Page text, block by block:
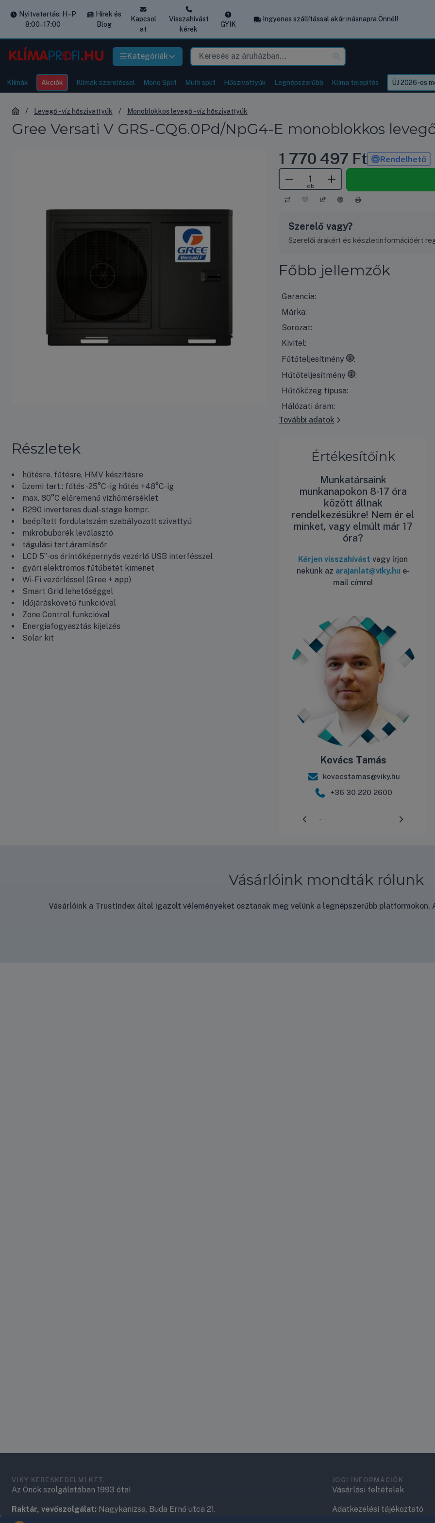
Kategóriák
Nyitvatartás: H–P
8:00–17:00
Hírek és
Blog
Kapcsol
at
Visszahívást
kérek
GYIK
Ingyenes szállítással akár másnapra Önnél!
Klímák Akciók Klímák szereléssel Mono Split Multi split Hőszivattyúk Legnépszerűbb Klíma telepítés ÚJ 2026-os
Levegő - víz hőszivattyúk Monoblokkos levegő - víz hőszivattyúk
Gree Versati V GRS-CQ6.0Pd/NpG4-E monoblokkos
1 770 497 Ft Rendelhető
db
Szerelő vagy?
Szerelői árakért és készletinformációért
Főbb jellemzők
Garancia:
Márka:
Sorozat:
Kivitel:
Fűtőteljesítmény
35°Ckilépő vízhőmérséklet esetén, 7°C-
Hűtőteljesítmény
7°Ckilépő vízhőmérséklet esetén, 35°C-
Hűtőközeg típusa:
Hálózati áram:
További adatok
Értékesítőink
Munkatársaink
munkanapokon 8-17 óra
között állnak
rendelkezésükre! Nem ér el
minket, vagy elmúlt már 17
óra?
Kérjen visszahívást vagy írjon
nekünk az arajanlat@viky.hue-
mail címre!
Kovács Tamás
kovacstamas@viky.hu
+36 30 220 2600
Részletek
hűtésre, fűtésre, HMV készítésre
üzemi tart.: fűtés -25°C- ig hűtés +48°C-ig
max. 80°C előremenő vízhőmérséklet
R290 inverteres dual-stage kompr.
beépített fordulatszám szabályozott szivattyú
mikrobuborék leválasztó
tágulási tart.áramlásőr
LCD 5”-os érintőképernyős vezérlő USB interfésszel
gyári elektromos fűtőbetét kimenet
Wi-Fi vezérléssel (Gree + app)
Smart Grid lehetőséggel
Időjáráskövető funkcióval
Zone Control funkcióval
Energiafogyasztás kijelzés
Solar kit
Vásárlóink mondták rólunk
Vásárlóink a TrustIndex által igazolt véleményeket osztanak meg velünk a legnépszerűbb
VIKY KERESKEDELMI KFT.
Az Önök szolgálatában 1993 óta!
Raktár, vevőszolgálat: Nagykanizsa, Buda Ernő utca 21.
JOGI INFORMÁCIÓK
Vásárlási feltételek
Adatkezelési tájékoztató